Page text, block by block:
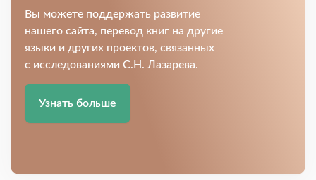
Вы можете поддержать развитие
нашего сайта, перевод книг на другие
языки и других проектов, связанных
с исследованиями С.Н. Лазарева.
Узнать больше